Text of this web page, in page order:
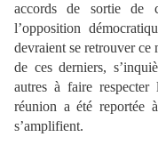
accords de sortie de
l’opposition
devraient se retrouver ce
de ces derniers,
autres à faire
réunion a été reportée
s’amplifient.